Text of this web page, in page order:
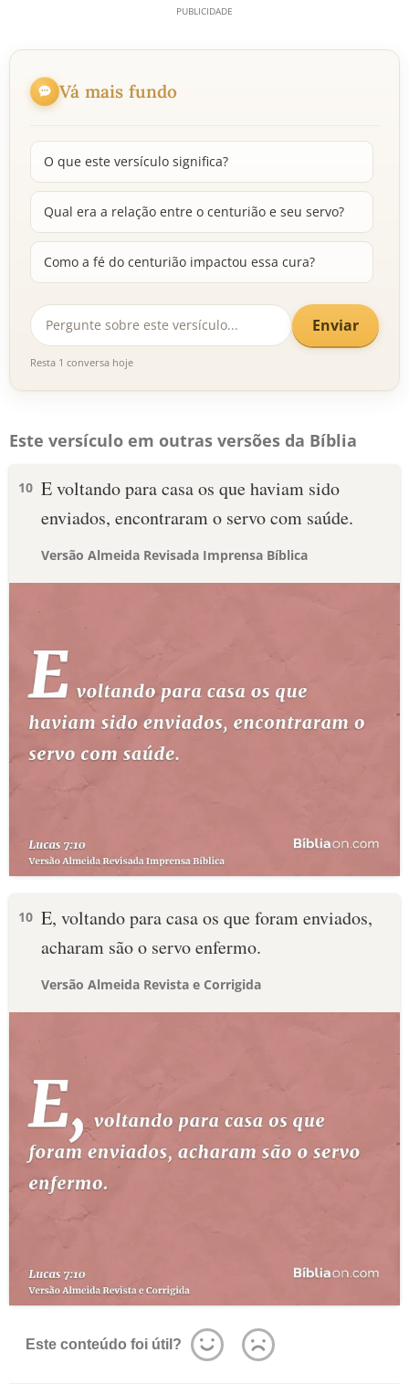
Vá mais fundo
O que este versículo significa?
Qual era a relação entre o centurião e seu servo?
Como a fé do centurião impactou essa cura?
Enviar
Resta 1 conversa hoje
Este versículo em outras versões da Bíblia
10 E voltando para casa os que haviam sido
enviados, encontraram o servo com saúde.
Versão Almeida Revisada Imprensa Bíblica
10 E, voltando para casa os que foram enviados,
acharam são o servo enfermo.
Versão Almeida Revista e Corrigida
Este conteúdo foi útil?